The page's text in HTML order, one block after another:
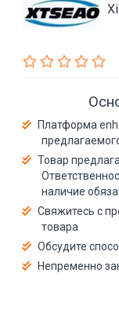
Платформа
Товар
наличие
Свяжитесь с
товара
Обсудите
Непременно